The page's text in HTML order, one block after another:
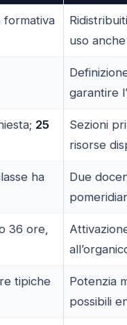
formativa
uso
garantire
25
Sezioni
risorse
ha
Due
36 ore,
tipiche
Potenzia
possibili